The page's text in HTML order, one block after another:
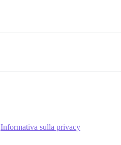
Informativa sulla privacy